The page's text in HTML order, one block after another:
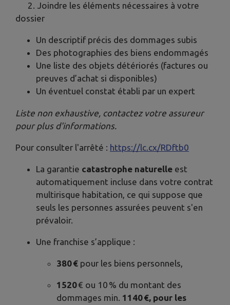
2. Joindre les éléments nécessaires à votre
dossier
Un descriptif précis des dommages subis
Des photographies des biens endommagés
Une liste des objets détériorés (factures ou
preuves d’achat si disponibles)
Un éventuel constat établi par un expert
Liste non exhaustive, contactez votre assureur
pour plus d'informations.
Pour consulter l'arrêté : https://lc.cx/RDftb0
La garantie catastrophe naturelle est
automatiquement incluse dans votre contrat
multirisque habitation, ce qui suppose que
seuls les personnes assurées peuvent s'en
prévaloir.
Une franchise s’applique :
380 € pour les biens personnels,
1520€ ou 10 % du montant des
dommages min. 1140 €, pour les